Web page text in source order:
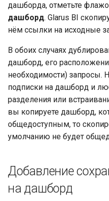
дашборда, отметьте
дашборд. Glarus BI
нём ссылки на исходные
В обоих случаях
дашборд, его
необходимости) запросы.
подписки на дашборд и
разделения или
вы копируете дашборд,
общедоступным, то
умолчанию не будет
Добавление
на дашборд